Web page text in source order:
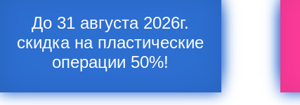
До 31 августа 2026г.
скидка на пластические
операции 50%!